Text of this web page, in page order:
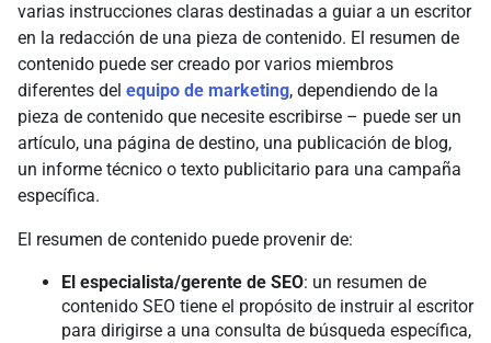
varias instrucciones claras destinadas a guiar a un escritor
en la redacción de una pieza de contenido. El resumen de
contenido puede ser creado por varios miembros
diferentes del equipo de marketing, dependiendo de la
pieza de contenido que necesite escribirse – puede ser un
artículo, una página de destino, una publicación de blog,
un informe técnico o texto publicitario para una campaña
específica.
El resumen de contenido puede provenir de:
El especialista/gerente de SEO: un resumen de
contenido SEO tiene el propósito de instruir al escritor
para dirigirse a una consulta de búsqueda específica,